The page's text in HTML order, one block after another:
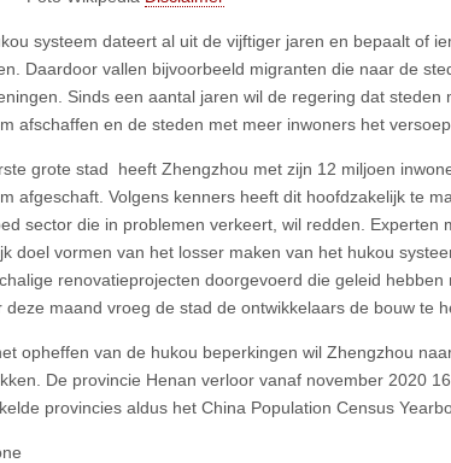
systeem dateert al uit de vijftiger jaren en bepaalt of
Daardoor vallen bijvoorbeeld migranten die naar de
Sinds een aantal jaren wil de regering dat
afschaffen en de steden met meer inwoners het
grote stad heeft Zhengzhou met zijn 12 miljoen
afgeschaft. Volgens kenners heeft dit hoofdzakelijk te
sector die in problemen verkeert, wil redden. Experten
doel vormen van het losser maken van het hukou
renovatieprojecten doorgevoerd die geleid hebben
deze maand vroeg de stad de ontwikkelaars de bouw te
opheffen van de hukou beperkingen wil Zhengzhou
De provincie Henan verloor vanaf november 2020
provincies aldus het China Population Census